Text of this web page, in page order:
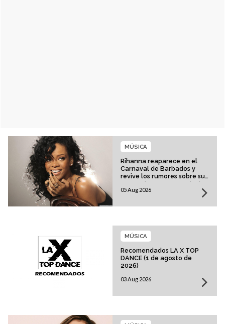
Rihanna reaparece en el
Carnaval de Barbados y
revive los rumores sobre su
esperado regreso musical
MÚSICA
05 Aug 2026
Recomendados LA X TOP
DANCE (1 de agosto de
2026)
MÚSICA
03 Aug 2026